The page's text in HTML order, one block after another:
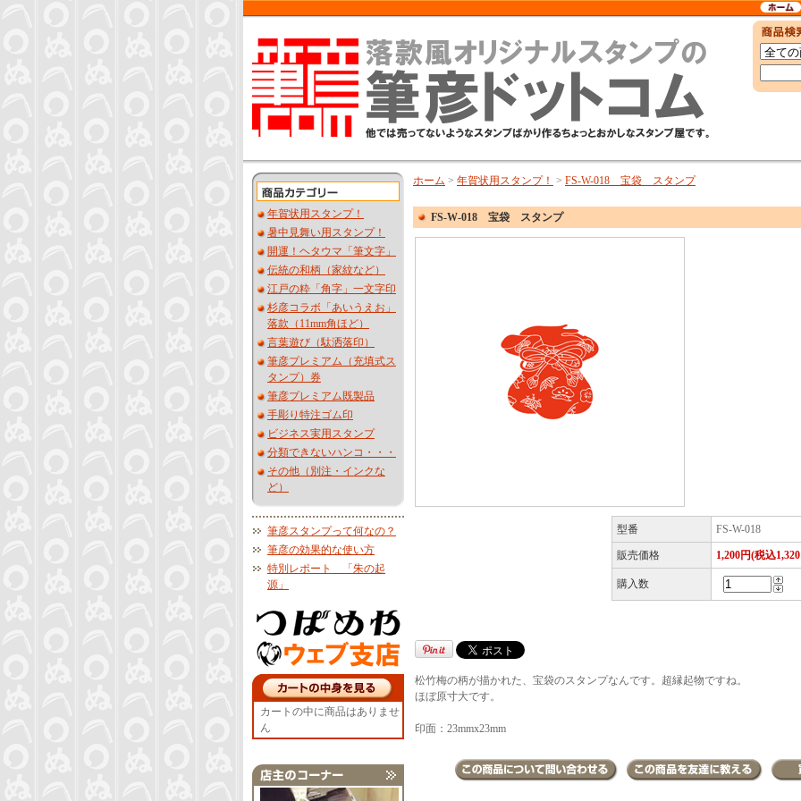
年賀状用スタンプ！
暑中見舞い用スタンプ！
開運！ヘタウマ「筆文字」
伝統の和柄（家紋など）
江戸の粋「角字」一文字印
杉彦コラボ「あいうえお」
落款（11mm角ほど）
言葉遊び（駄洒落印）
筆彦プレミアム（充填式ス
タンプ）券
筆彦プレミアム既製品
手彫り特注ゴム印
ビジネス実用スタンプ
分類できないハンコ・・・
その他（別注・インクな
ど）
筆彦スタンプって何なの？
筆彦の効果的な使い方
特別レポート 「朱の起
源」
カートの中に商品はありませ
ん
ホーム > 年賀状用スタンプ！ > FS-W-018 宝袋 スタンプ
FS-W-018 宝袋 スタンプ
型番 FS-W-018
販売価格 1,200円(税込
購入数
松竹梅の柄が描かれた、宝袋のスタンプなんです。超縁起物ですね。
ほぼ原寸大です。
印面：23mmx23mm